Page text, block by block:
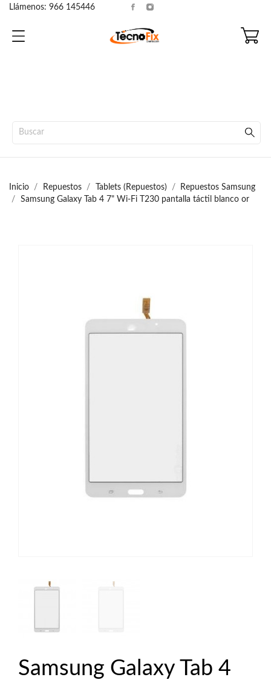
Llámenos: 966 145446
Inicio Repuestos Tablets (Repuestos)
Repuestos Samsung
Samsung Galaxy Tab 4 7" Wi-Fi T230 pantalla táctil blanco or
Samsung Galaxy Tab 4